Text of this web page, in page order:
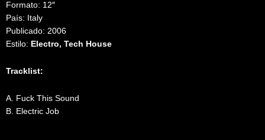
Formato: 12″
País: Italy
Publicado: 2006
Estilo: Electro, Tech House
Tracklist:
A. Fuck This Sound
B. Electric Job